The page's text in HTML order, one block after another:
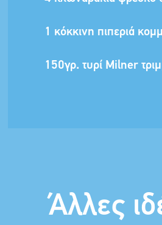
1 κόκκινη πιπεριά
150γρ. τυρί Milner
Άλλες